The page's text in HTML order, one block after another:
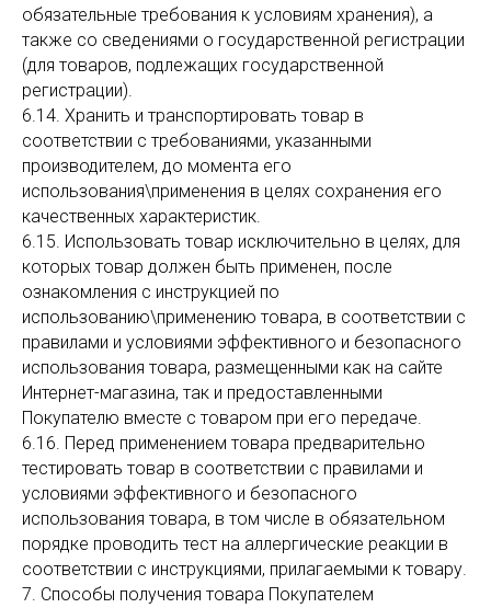
обязательные требования к условиям хранения), а
также со сведениями о государственной регистрации
(для товаров, подлежащих государственной
регистрации).
6.14. Хранить и транспортировать товар в
соответствии с требованиями, указанными
производителем, до момента его
использования\применения в целях сохранения его
качественных характеристик.
6.15. Использовать товар исключительно в целях, для
которых товар должен быть применен, после
ознакомления с инструкцией по
использованию\применению товара, в соответствии с
правилами и условиями эффективного и безопасного
использования товара, размещенными как на сайте
Интернет-магазина, так и предоставленными
Покупателю вместе с товаром при его передаче.
6.16. Перед применением товара предварительно
тестировать товар в соответствии с правилами и
условиями эффективного и безопасного
использования товара, в том числе в обязательном
порядке проводить тест на аллергические реакции в
соответствии с инструкциями, прилагаемыми к товару.
7. Способы получения товара Покупателем